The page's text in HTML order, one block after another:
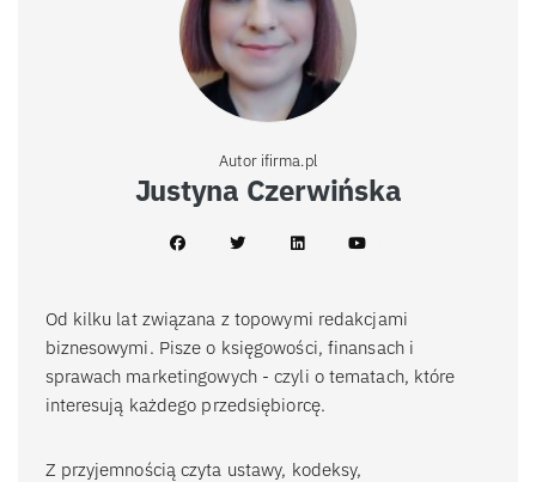
Autor ifirma.pl
Justyna Czerwińska
Od kilku lat związana z topowymi redakcjami
biznesowymi. Pisze o księgowości, finansach i
sprawach marketingowych - czyli o tematach, które
interesują każdego przedsiębiorcę.
Z przyjemnością czyta ustawy, kodeksy,